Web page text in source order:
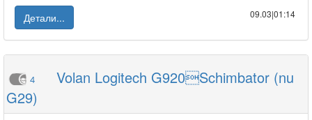
Детали...
09.03|01:14
4
Volan Logitech G920Schimbator (nu
G29)